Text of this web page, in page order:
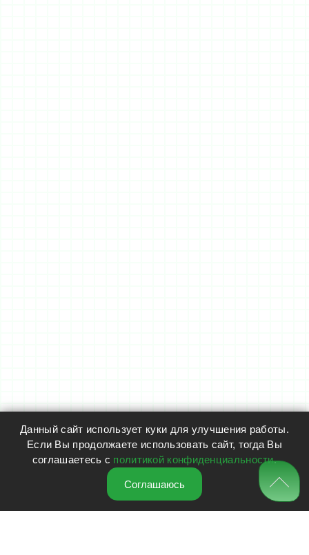
Данный сайт использует куки для улучшения работы.
Если Вы продолжаете использовать сайт, тогда Вы
соглашаетесь с политикой конфиденциальности.
Соглашаюсь